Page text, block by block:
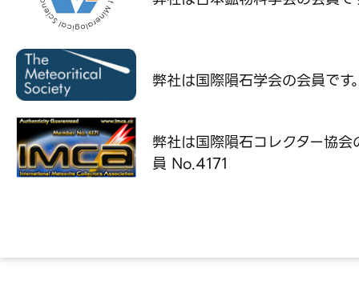
弊社は国際隕石学会の会員です
弊社は国際隕石コレクター協会
員 No.4171